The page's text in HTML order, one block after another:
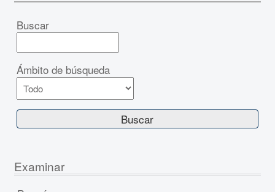
Buscar
Ámbito de búsqueda
Examinar